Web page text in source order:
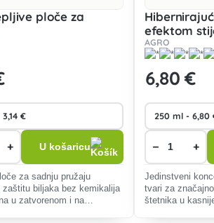
ploče za
+ U košaricu
za sadnju pružaju
zaštitu biljaka bez kemikalija
u zatvorenom i na
efektom
AGRO
6,80 €
− +
Jedinstveni
tvari za
štetnika u